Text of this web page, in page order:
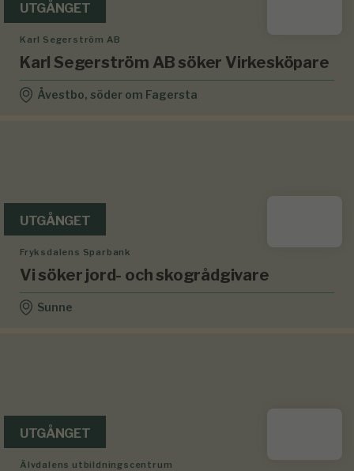
UTGÅNGET
Karl Segerström AB
Karl Segerström AB söker Virkesköpare
Åvestbo, söder om Fagersta
UTGÅNGET
Fryksdalens Sparbank
Vi söker jord- och skogrådgivare
Sunne
UTGÅNGET
Älvdalens utbildningscentrum